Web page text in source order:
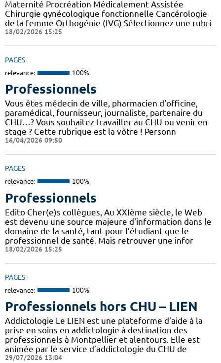
Maternité Procréation Médicalement Assistée
Chirurgie gynécologique fonctionnelle Cancérologie
de la femme Orthogénie (IVG) Sélectionnez une rubri
18/02/2026 15:25
PAGES
relevance: 100%
Professionnels
Vous êtes médecin de ville, pharmacien d'officine,
paramédical, fournisseur, journaliste, partenaire du
CHU…? Vous souhaitez travailler au CHU ou venir en
stage ? Cette rubrique est la vôtre ! Personn
16/04/2026 09:50
PAGES
relevance: 100%
Professionnels
Edito Cher(e)s collègues, Au XXIème siècle, le Web
est devenu une source majeure d'information dans le
domaine de la santé, tant pour l’étudiant que le
professionnel de santé. Mais retrouver une infor
18/02/2026 15:25
PAGES
relevance: 100%
Professionnels hors CHU – LIEN
Addictologie Le LIEN est une plateforme d’aide à la
prise en soins en addictologie à destination des
professionnels à Montpellier et alentours. Elle est
animée par le service d’addictologie du CHU de
29/07/2026 13:04